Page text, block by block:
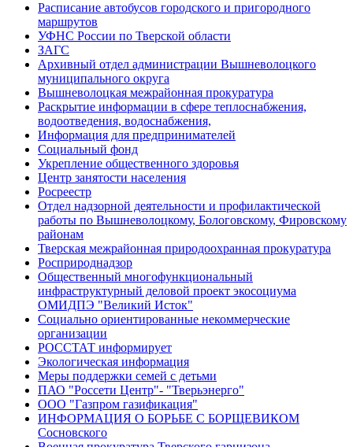
Расписание автобусов городского и пригородного
маршрутов
УФНС России по Тверской области
ЗАГС
Архивный отдел администрации Вышневолоцкого
муниципального округа
Вышневолоцкая межрайонная прокуратура
Раскрытие информации в сфере теплоснабжения,
водоотведения, водоснабжения,
Информация для предпринимателей
Социальный фонд
Укрепление общественного здоровья
Центр занятости населения
Росреестр
Отдел надзорной деятельности и профилактической
работы по Вышневолоцкому, Бологовскому, Фировскому
районам
Тверская межрайонная природоохранная прокуратура
Росприроднадзор
Общественный многофункциональный
инфраструктурный деловой проект экосоциума
ОМИДПЭ "Великий Исток"
Социально ориентированные некоммерческие
организации
РОССТАТ информирует
Экологическая информация
Меры поддержки семей с детьми
ПАО "Россети Центр"- "Тверьэнерго"
ООО "Газпром газификация"
ИНФОРМАЦИЯ О БОРЬБЕ С БОРЩЕВИКОМ
Сосновского